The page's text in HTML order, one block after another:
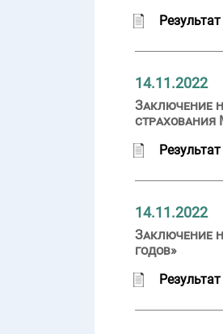
14.11.2022
Заключение
страхования
14.11.2022
Заключение
годов»